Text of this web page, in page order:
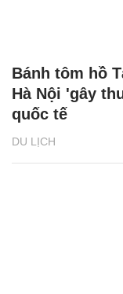
DU LỊCH
Bánh tôm hồ
Hà Nội 'gây
quốc tế